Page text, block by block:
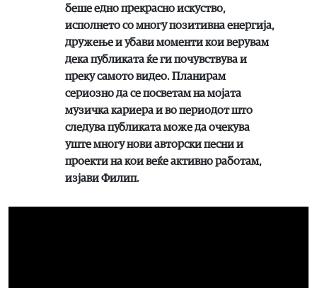
беше едно прекрасно искуство,
исполнето со многу позитивна енергија,
дружење и убави моменти кои верувам
дека публиката ќе ги почувствува и
преку самото видео. Планирам
сериозно да се посветам на мојата
музичка кариера и во периодот што
следува публиката може да очекува
уште многу нови авторски песни и
проекти на кои веќе активно работам,
изјави Филип.